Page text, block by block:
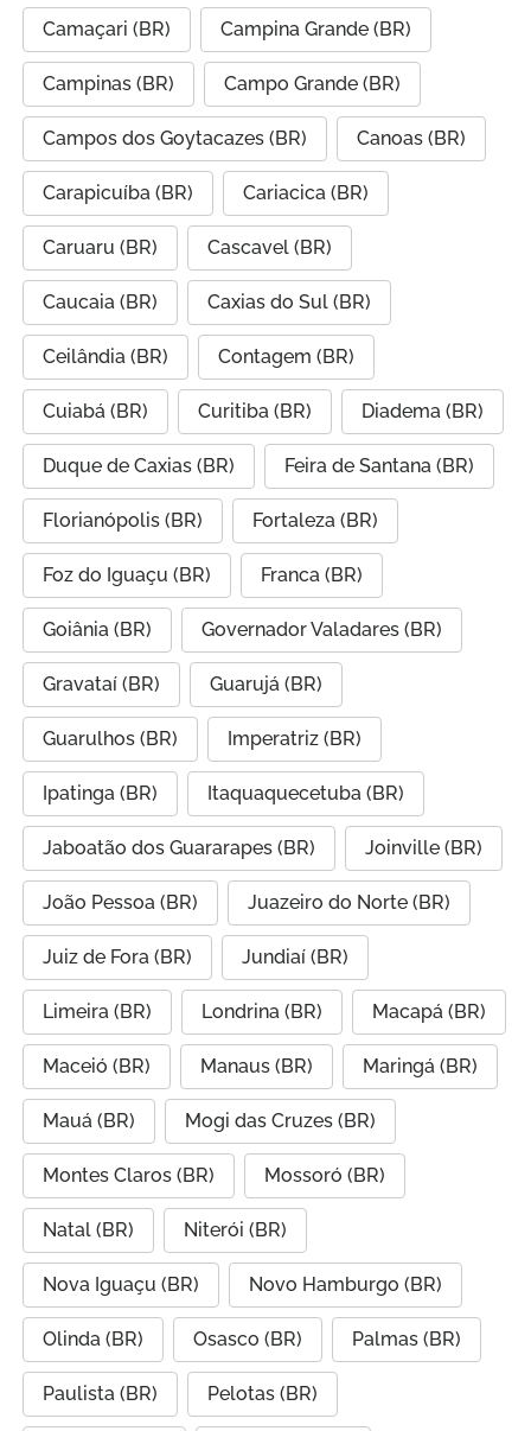
Camaçari (BR) Campina Grande (BR)
Campinas (BR) Campo Grande (BR)
Campos dos Goytacazes (BR) Canoas (BR)
Carapicuíba (BR) Cariacica (BR)
Caruaru (BR) Cascavel (BR)
Caucaia (BR) Caxias do Sul (BR)
Ceilândia (BR) Contagem (BR)
Cuiabá (BR) Curitiba (BR) Diadema (BR)
Duque de Caxias (BR) Feira de Santana (BR)
Florianópolis (BR) Fortaleza (BR)
Foz do Iguaçu (BR) Franca (BR)
Goiânia (BR) Governador Valadares (BR)
Gravataí (BR) Guarujá (BR)
Guarulhos (BR) Imperatriz (BR)
Ipatinga (BR) Itaquaquecetuba (BR)
Jaboatão dos Guararapes (BR) Joinville (BR)
João Pessoa (BR) Juazeiro do Norte (BR)
Juiz de Fora (BR) Jundiaí (BR)
Limeira (BR) Londrina (BR) Macapá (BR)
Maceió (BR) Manaus (BR) Maringá (BR)
Mauá (BR) Mogi das Cruzes (BR)
Montes Claros (BR) Mossoró (BR)
Natal (BR) Niterói (BR)
Nova Iguaçu (BR) Novo Hamburgo (BR)
Olinda (BR) Osasco (BR) Palmas (BR)
Paulista (BR) Pelotas (BR)